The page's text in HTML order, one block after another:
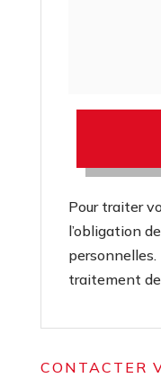
Pour traiter
l’obligation
personnelles.
traitement
CONTACTER